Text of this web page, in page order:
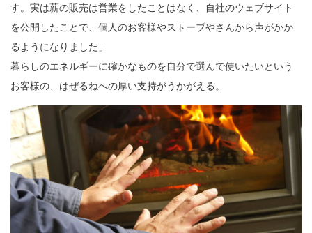
す。実は薪の販売は営業をしたことはなく、自社のウェブサイト
を公開したことで、個人のお客様やストーブやさんから声がかか
るようになりました」
暮らしのエネルギーに確かなものを自分で選んで使いたいという
お客様の、はぜるねへの厚い支持がうかがえる。